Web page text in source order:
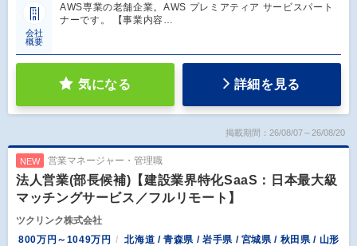
会社
概要
AWS専業の老舗企業。AWS プレミアティア サービスパート
ナーです。 【事業内容…
気になる 詳細を見る
掲載期間：26/08/07～26/08/20
NEW 営業マネージャー・管理職
法人営業(部長候補)【建設業界特化SaaS：日本最大級
マッチングサービス／フルリモート】
ツクリンク株式会社
800万円～1049万円
北海道 / 青森県 / 岩手県 / 宮城県 / 秋田県 / 山形